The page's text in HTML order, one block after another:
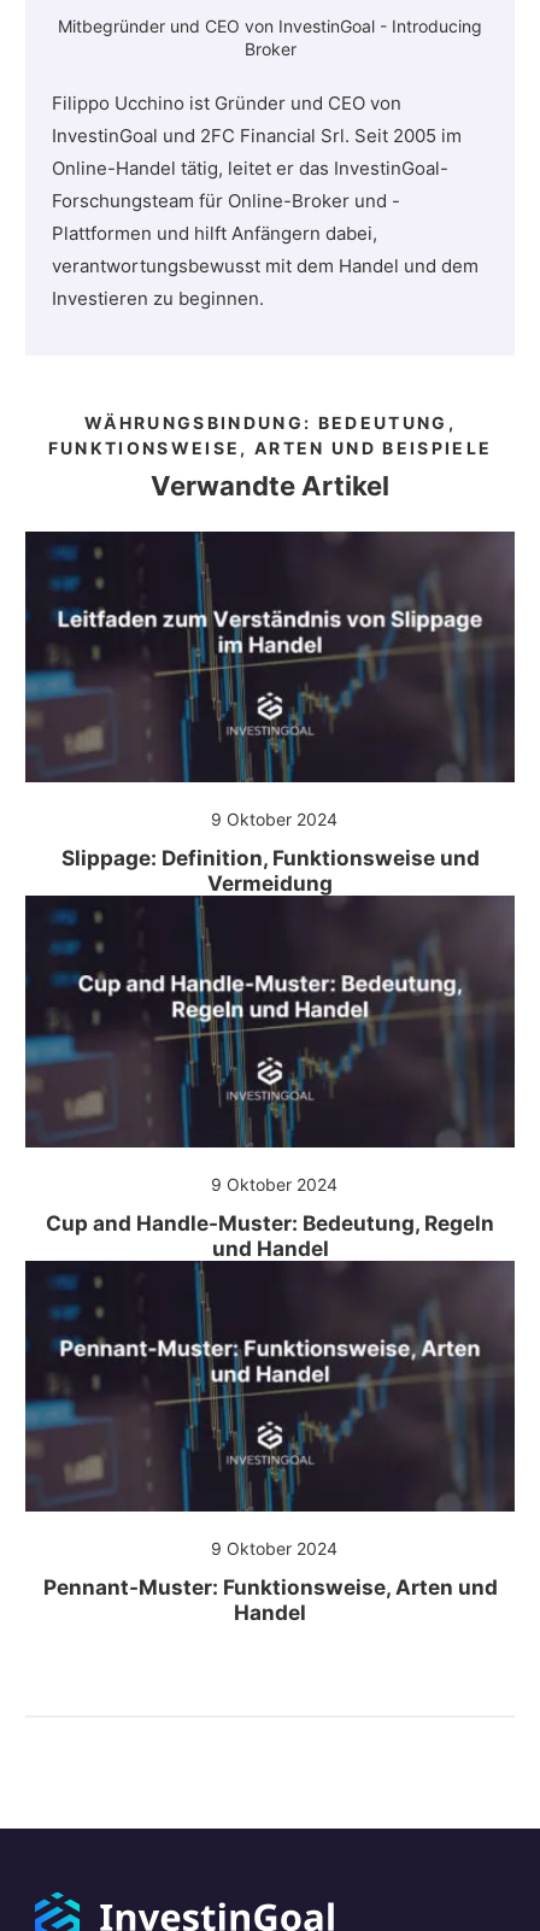
Mitbegründer und CEO von InvestinGoal - Introducing
Broker
Filippo Ucchino ist Gründer und CEO von
InvestinGoal und 2FC Financial Srl. Seit 2005 im
Online-Handel tätig, leitet er das InvestinGoal-
Forschungsteam für Online-Broker und -
Plattformen und hilft Anfängern dabei,
verantwortungsbewusst mit dem Handel und dem
Investieren zu beginnen.
WÄHRUNGSBINDUNG: BEDEUTUNG,
FUNKTIONSWEISE, ARTEN UND BEISPIELE
Verwandte Artikel
9 Oktober 2024
Slippage: Definition, Funktionsweise und
Vermeidung
9 Oktober 2024
Cup and Handle-Muster: Bedeutung, Regeln
und Handel
9 Oktober 2024
Pennant-Muster: Funktionsweise, Arten und
Handel